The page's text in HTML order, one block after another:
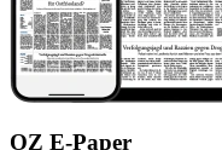
OZ E-Paper